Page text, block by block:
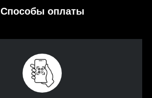
Способы оплаты